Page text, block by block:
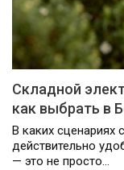
Складной
как выбрать в
В каких сценариях
действительно
— это не просто…